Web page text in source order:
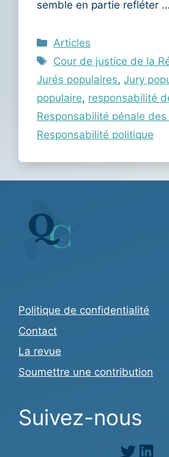
semble en partie refléter …
Catégories
Articles
Étiquettes
Cour de justice de la
Jurés populaires, Jury
populaire, responsabilité
Responsabilité pénale
Responsabilité politique
Politique de confidentialité
Contact
La revue
Soumettre une contribution
Suivez-nous
Twitter